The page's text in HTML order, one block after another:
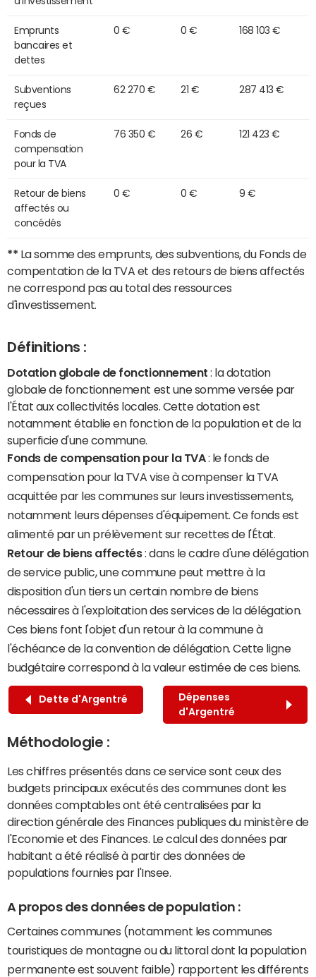
Emprunts
bancaires et
dettes
0 € 0 € 168 103 €
Subventions
reçues
62 270 € 21 € 287 413 €
Fonds de
compensation
pour la TVA
76 350 € 26 € 121 423 €
Retour de biens
affectés ou
concédés
0 € 0 € 9 €
** La somme des emprunts, des subventions, du Fonds de
compentation de la TVA et des retours de biens affectés
ne correspond pas au total des ressources
d'investissement.
Définitions :
Dotation globale de fonctionnement : la dotation
globale de fonctionnement est une somme versée par
l'État aux collectivités locales. Cette dotation est
notamment établie en fonction de la population et de la
superficie d'une commune.
Fonds de compensation pour la TVA: le fonds de
compensation pour la TVA vise à compenser la TVA
acquittée par les communes sur leurs investissements,
notamment leurs dépenses d'équipement. Ce fonds est
alimenté par un prélèvement sur recettes de l'État.
Retour de biens affectés: dans le cadre d'une délégation
de service public, une commune peut mettre à la
disposition d'un tiers un certain nombre de biens
nécessaires à l'exploitation des services de la délégation.
Ces biens font l'objet d'un retour à la commune à
l'échéance de la convention de délégation. Cette ligne
budgétaire correspond à la valeur estimée de ces biens.
Dette d'Argentré
Dépenses
d'Argentré
Méthodologie :
Les chiffres présentés dans ce service sont ceux des
budgets principaux exécutés des communes dont les
données comptables ont été centralisées par la
direction générale des Finances publiques du ministère de
l'Economie et des Finances. Le calcul des données par
habitant a été réalisé à partir des données de
populations fournies par l'Insee.
A propos des données de population :
Certaines communes (notamment les communes
touristiques de montagne ou du littoral dont la population
permanente est souvent faible) rapportent les différents